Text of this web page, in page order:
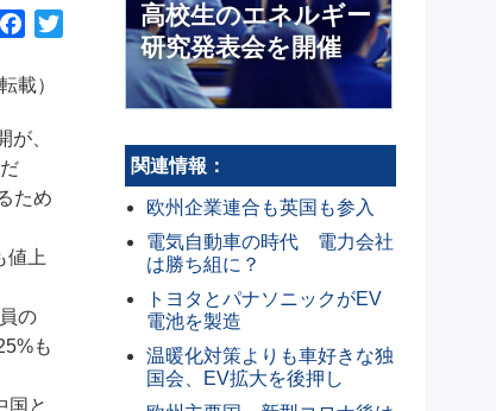
c
b
o
載）
、
ため
値上
の
も
国と
高校生のエネルギー
研究発表会を開催
関連情報：
欧州企業連合も英国も参入
電気自動車の時代 電力会社
は勝ち組に？
トヨタとパナソニックがEV
電池を製造
温暖化対策よりも車好きな独
国会、EV拡大を後押し